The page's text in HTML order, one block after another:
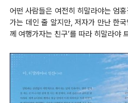
어떤 사람들은 여전히 히말라야는 엄
가는 데인 줄 알지만, 저자가 만난 한
께 여행가자는 친구’를 따라 히말라야